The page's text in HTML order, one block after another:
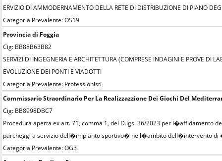
ERVIZIO DI AMMODERNAMENTO DELLA RETE DI DISTRIBUZIONE DI PIANO
Categoria Prevalente: OS19
Provincia di Foggia
Cig: BB88B63B82
SERVIZI DI INGEGNERIA E ARCHITETTURA (COMPRESE INDAGINI E PROVE DI
EVOLUZIONE DEI PONTI E VIADOTTI
Categoria Prevalente: Professionisti
Commissario Straordinario Per La Realizzazzione Dei Giochi Del
Cig: BB8998DBC7
Procedura aperta ex art. 71, comma 1, del D.lgs. 36/2023 per l�affidamento
parcheggi a servizio dell�impianto sportivo� nell�ambito dell�intervento di
Categoria Prevalente: OG3